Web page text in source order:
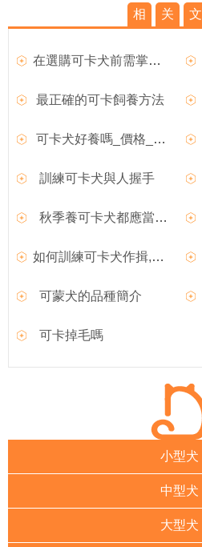
相 关 文
在選購可卡犬前需掌握的要點
最正確的可卡飼養方法
可卡犬好養嗎_價格_多少錢一只
訓練可卡犬與人握手
秋季養可卡犬都應當注意些什麼
如何訓練可卡犬作揖,訓練可卡犬作揖
可蒙犬的品種簡介
可卡掉毛嗎
小型犬
中型犬
大型犬